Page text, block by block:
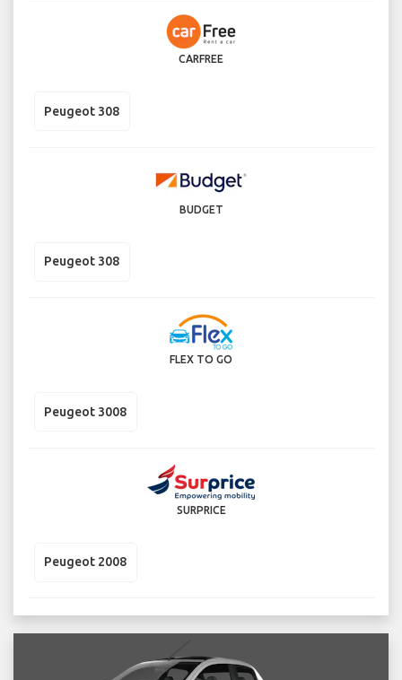
CARFREE
Peugeot 308
BUDGET
Peugeot 308
FLEX TO GO
Peugeot 3008
SURPRICE
Peugeot 2008